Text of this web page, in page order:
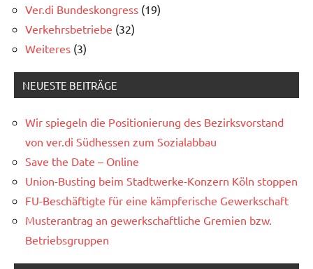
Ver.di Bundeskongress (19)
Verkehrsbetriebe (32)
Weiteres (3)
NEUESTE BEITRÄGE
Wir spiegeln die Positionierung des Bezirksvorstand
von ver.di Südhessen zum Sozialabbau
Save the Date – Online
Union-Busting beim Stadtwerke-Konzern Köln stoppen
FU-Beschäftigte für eine kämpferische Gewerkschaft
Musterantrag an gewerkschaftliche Gremien bzw.
Betriebsgruppen